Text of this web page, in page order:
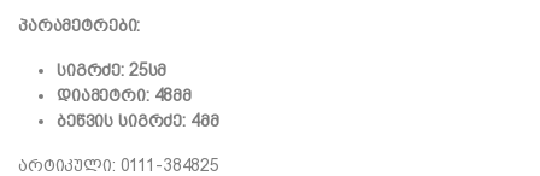
პარამეტრები:
სიგრძე: 25სმ
დიამეტრი: 48მმ
ბეწვის სიგრძე: 4მმ
არტიკული: 0111-384825